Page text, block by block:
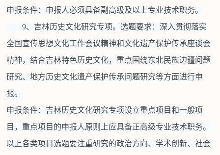
申报条件：申报人必须具备副高级及以上专业技术职务。
9、吉林历史文化研究专项。选题要求：深入贯彻落实
全国宣传思想文化工作会议精神和文化遗产保护传承座谈会
精神，结合吉林特色历史文化，重点围绕东北民族边疆问题
研究、地方历史文化遗产保护传承问题研究等方面进行申
报。
申报条件：吉林历史文化研究专项设立重点项目和一般项
目，重点项目的申报人原则上应具备正高级专业技术职务。
以上各类项目选题要注重研究的政治方向、学术创新、社会